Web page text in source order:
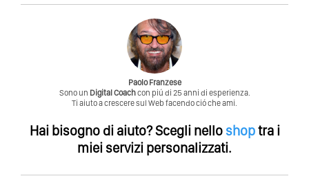
Paolo Franzese
Sono un Digital Coachcon piú di 25 anni di esperienza.
Ti aiuto a crescere sul Web facendo ció che ami.
Hai bisogno di aiuto?Scegli nello shoptra i
miei servizi personalizzati.